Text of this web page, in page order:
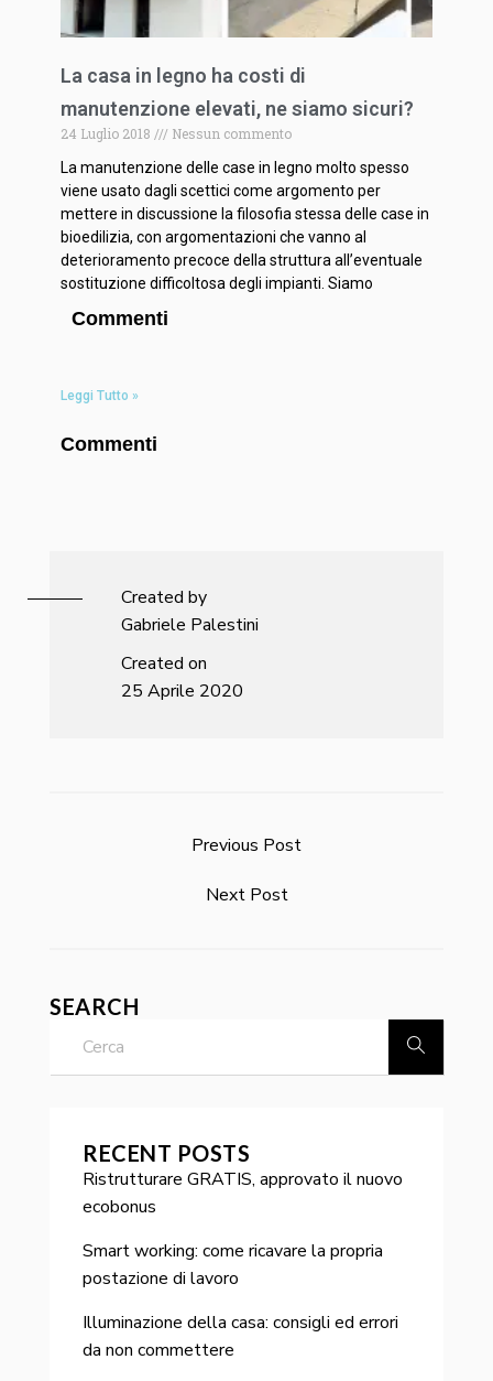
La casa in legno ha costi di
manutenzione elevati, ne siamo sicuri?
24 Luglio 2018
Nessun commento
La manutenzione delle case in legno molto spesso
viene usato dagli scettici come argomento per
mettere in discussione la filosofia stessa delle case in
bioedilizia, con argomentazioni che vanno al
deterioramento precoce della struttura all’eventuale
sostituzione difficoltosa degli impianti. Siamo
Commenti
Leggi Tutto »
Commenti
Created by
Gabriele Palestini
Created on
25 Aprile 2020
Previous Post
Next Post
SEARCH
RECENT POSTS
Ristrutturare GRATIS, approvato il nuovo
ecobonus
Smart working: come ricavare la propria
postazione di lavoro
Illuminazione della casa: consigli ed errori
da non commettere